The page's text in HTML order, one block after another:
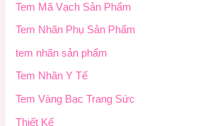
Tem Mã Vạch Sản Phẩm
Tem Nhãn Phụ Sản Phẩm
tem nhãn sản phẩm
Tem Nhãn Y Tế
Tem Vàng Bạc Trang Sức
Thiết Kế